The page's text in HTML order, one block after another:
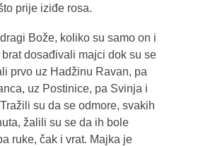
prije iziđe rosa.
Bože, koliko su samo on i
dosađivali majci dok su se
prvo uz Hadžinu Ravan, pa
uz Postinice, pa Svinja i
su da se odmore, svakih
žalili su se da ih bole
ruke, čak i vrat. Majka je